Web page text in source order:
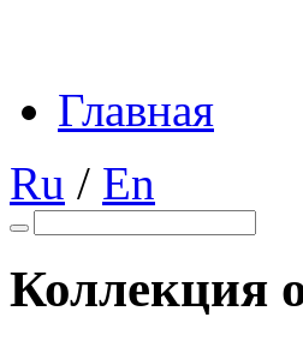
Главная
Ru / En
Коллекция